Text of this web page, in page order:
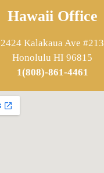
Hawaii Office
2424 Kalakaua Ave #213
Honolulu HI 96815
1(808)-861-4461